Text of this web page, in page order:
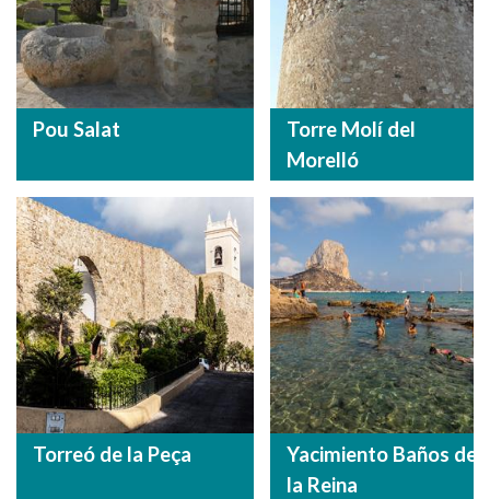
Pou Salat
Torre Molí del
Morelló
Torreó de la Peça
Yacimiento Baños de
la Reina